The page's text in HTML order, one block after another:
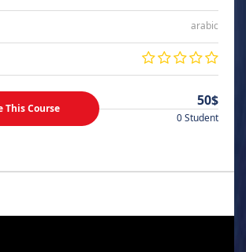
arabic
This Course 50$
0 Student